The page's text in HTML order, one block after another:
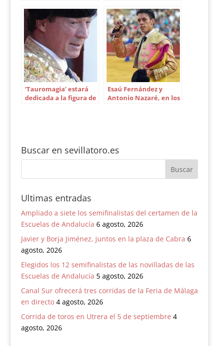
de la rodilla
‘Tauromagia’ estará
dedicada a la figura de
Esaú Fernández y
Antonio Nazaré, en los
Buscar en sevillatoro.es
Ultimas entradas
Ampliado a siete los semifinalistas del certamen de la
Escuelas de Andalucía 6 agosto, 2026
Javier y Borja Jiménez, juntos en la plaza de Cabra 6
agosto, 2026
Elegidos los 12 semifinalistas de las novilladas de las
Escuelas de Andalucía 5 agosto, 2026
Canal Sur ofrecerá tres corridas de la Feria de Málaga
en directo 4 agosto, 2026
Corrida de toros en Utrera el 5 de septiembre 4
agosto, 2026